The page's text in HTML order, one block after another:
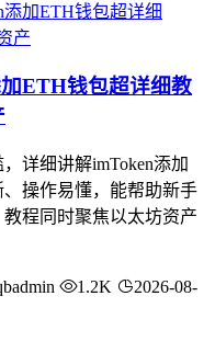
ETH钱包超详细教
详细讲解imToken添加
操作易懂，能帮助新手
程同时聚焦以太坊资产
1.2K
2026-08-